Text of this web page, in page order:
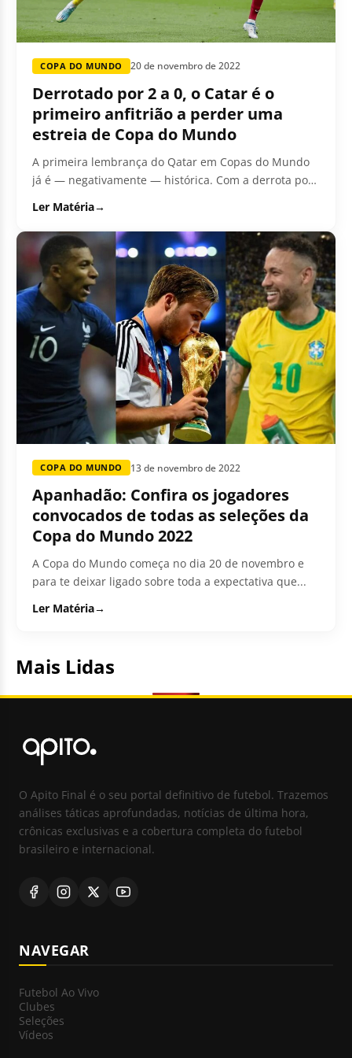
COPA DO MUNDO 20 de novembro de 2022
Derrotado por 2 a 0, o Catar é o
primeiro anfitrião a perder uma
estreia de Copa do Mundo
A primeira lembrança do Qatar em Copas do Mundo
já é — negativamente — histórica. Com a derrota por
Ler Matéria→
COPA DO MUNDO 13 de novembro de 2022
Apanhadão: Confira os jogadores
convocados de todas as seleções da
Copa do Mundo 2022
A Copa do Mundo começa no dia 20 de novembro e
para te deixar ligado sobre toda a expectativa que...
Ler Matéria→
Mais Lidas
O Apito Final é o seu portal definitivo de futebol. Trazemos
análises táticas aprofundadas, notícias de última hora,
crônicas exclusivas e a cobertura completa do futebol
brasileiro e internacional.
NAVEGAR
Futebol Ao Vivo
Clubes
Seleções
Vídeos